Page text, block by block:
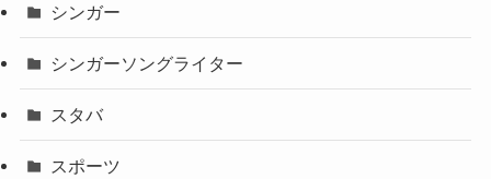
シンガー
シンガーソングライター
スタバ
スポーツ